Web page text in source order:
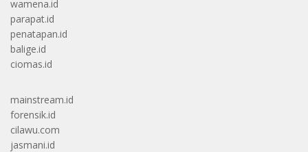
wamena.id
parapat.id
penatapan.id
balige.id
ciomas.id
mainstream.id
forensik.id
cilawu.com
jasmani.id